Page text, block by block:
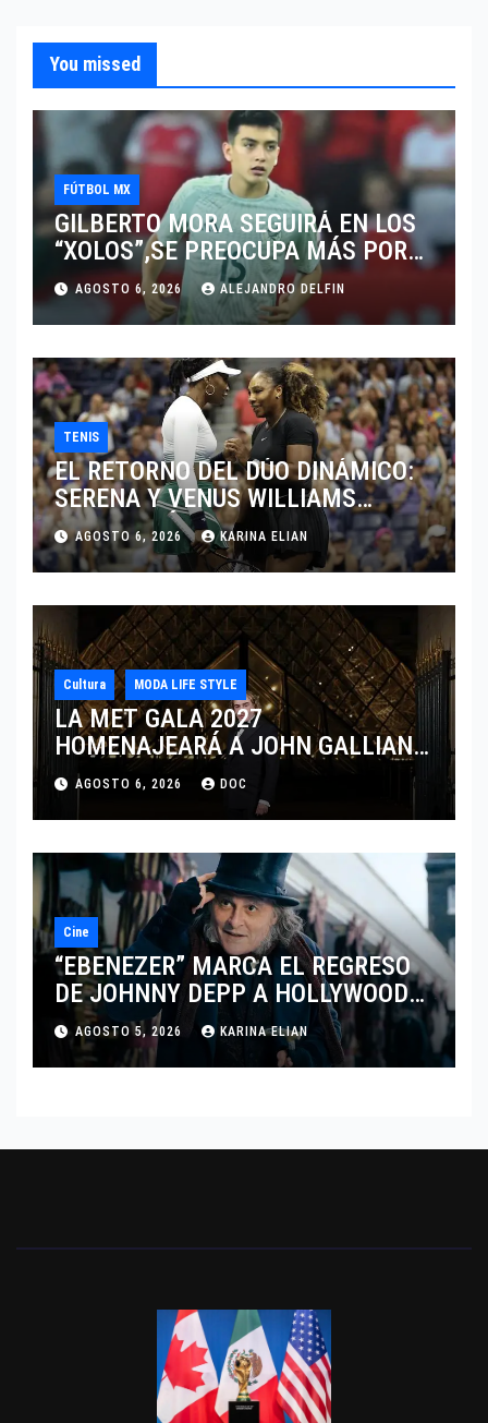
You missed
FÚTBOL MX
GILBERTO MORA SEGUIRÁ EN LOS
“XOLOS”,SE PREOCUPA MÁS POR
JUGAR EN SU EQUIPO.
AGOSTO 6, 2026 ALEJANDRO DELFIN
TENIS
EL RETORNO DEL DÚO DINÁMICO:
SERENA Y VENUS WILLIAMS
DISPUTARÁN LOS DOBLES EN
CINCINNATI 2026
AGOSTO 6, 2026 KARINA ELIAN
Cultura MODA LIFE STYLE
LA MET GALA 2027
HOMENAJEARÁ A JOHN GALLIANO
MARCANDO EL REGRESO DEL REY
DEL DRAMATISMO
AGOSTO 6, 2026 DOC
Cine
“EBENEZER” MARCA EL REGRESO
DE JOHNNY DEPP A HOLLYWOOD
TRAS SU PASO POR EL CINE
INDEPENDIENTE EUROPEO
AGOSTO 5, 2026 KARINA ELIAN